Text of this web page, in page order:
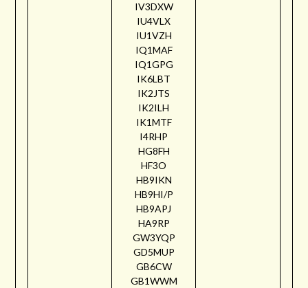
IV3DXW
IU4VLX
IU1VZH
IQ1MAF
IQ1GPG
IK6LBT
IK2JTS
IK2ILH
IK1MTF
I4RHP
HG8FH
HF3O
HB9IKN
HB9HI/P
HB9APJ
HA9RP
GW3YQP
GD5MUP
GB6CW
GB1WWM